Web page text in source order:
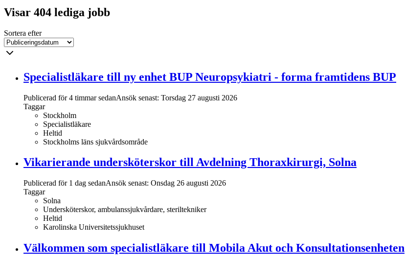
Visar 404 lediga jobb
Sortera efter
Specialistläkare till ny enhet BUP Neuropsykiatri - forma framtidens BUP
Publicerad för 4 timmar sedanAnsök senast: Torsdag 27 augusti 2026
Taggar
Stockholm
Specialistläkare
Heltid
Stockholms läns sjukvårdsområde
Vikarierande undersköterskor till Avdelning Thoraxkirurgi, Solna
Publicerad för 1 dag sedanAnsök senast: Onsdag 26 augusti 2026
Taggar
Solna
Undersköterskor, ambulanssjukvårdare, steriltekniker
Heltid
Karolinska Universitetssjukhuset
Välkommen som specialistläkare till Mobila Akut och Konsultationsenheten